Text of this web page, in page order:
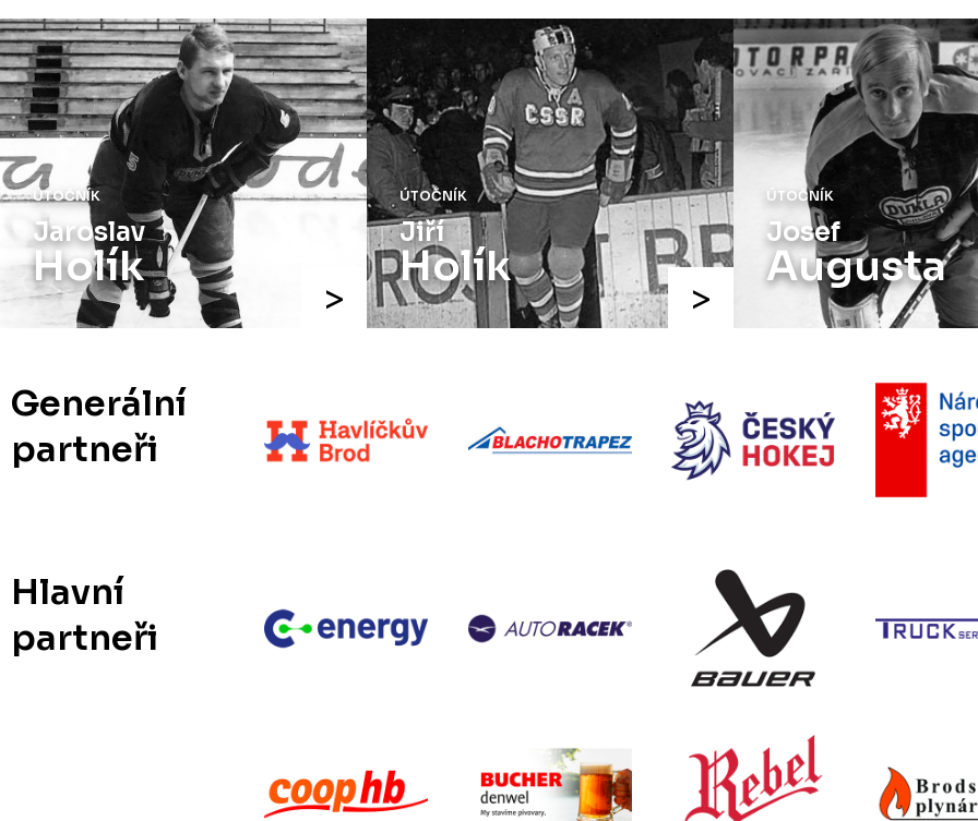
ÚTOČNÍK
Jaroslav
Holík
ÚTOČNÍK
Jiří
Holík
ÚTOČNÍK
Josef
Augusta
Generální
partneři
Hlavní
partneři